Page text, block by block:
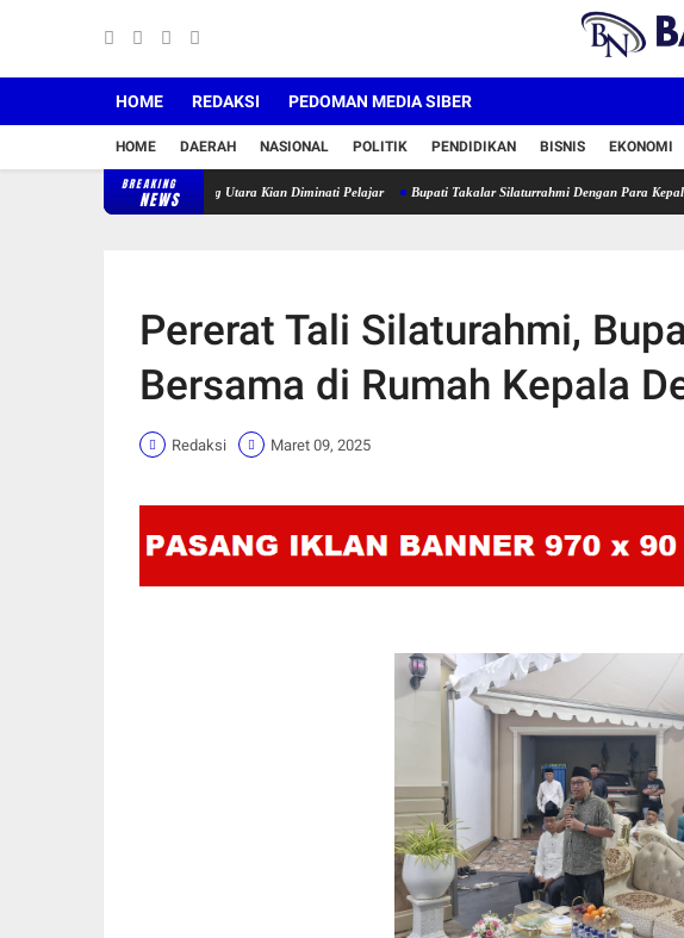
HOME REDAKSI PEDOMAN MEDIA SIBER
HOME DAERAH NASIONAL POLITIK PENDIDIKAN BISNIS EKONOMI
BREAKING
NEWS
SMK Negeri 4 Galesong Utara Kian Diminati Pelajar Bupati Takalar Silaturrahmi Dengan Para Kepala Sekolah
Pererat Tali Silaturahmi,
Bersama di Rumah Kepala
Redaksi Maret 09, 2025